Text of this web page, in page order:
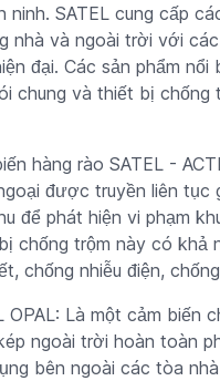
ninh. SATEL cung cấp
nhà và ngoài trời với
đại. Các sản phẩm
chung và thiết bị chống
hàng rào SATEL -
được truyền liên tục
để phát hiện vi phạm
chống trộm này có khả
chống nhiễu điện,
OPAL: Là một cảm biến
ngoài trời hoàn toàn
bên ngoài các tòa